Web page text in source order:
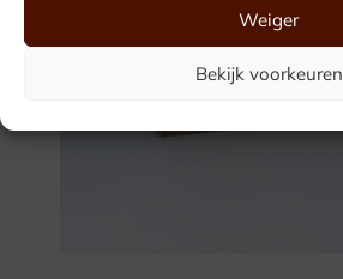
Weiger
Bekijk voorkeuren